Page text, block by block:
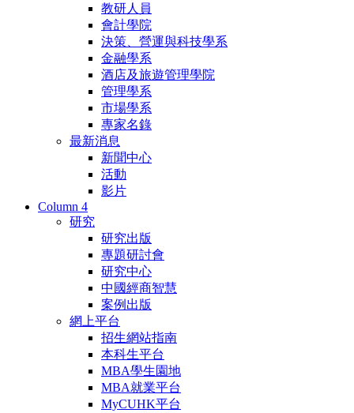
教研人員
會計學院
決策、營運與科技學系
金融學系
酒店及旅遊管理學院
管理學系
市場學系
專家名錄
最新消息
新聞中心
活動
影片
Column 4
研究
研究出版
專題研討會
研究中心
中國經商智慧
案例出版
網上平台
招生網站指南
本科生平台
MBA學生園地
MBA就業平台
MyCUHK平台